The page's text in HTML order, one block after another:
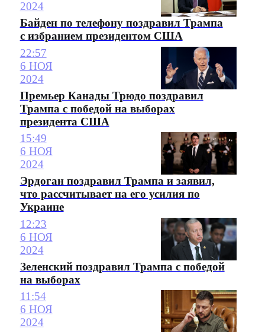
2024
Байден по телефону поздравил Трампа
с избранием президентом США
22:57
6 НОЯ
2024
Премьер Канады Трюдо поздравил
Трампа с победой на выборах
президента США
15:49
6 НОЯ
2024
Эрдоган поздравил Трампа и заявил,
что рассчитывает на его усилия по
Украине
12:23
6 НОЯ
2024
Зеленский поздравил Трампа с победой
на выборах
11:54
6 НОЯ
2024